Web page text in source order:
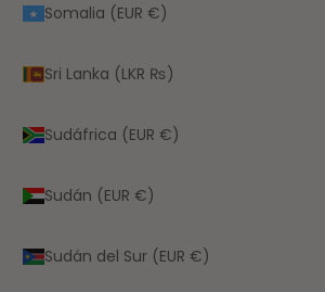
Somalia (EUR €)
Sri Lanka (LKR ₨)
Sudáfrica (EUR €)
Sudán (EUR €)
Sudán del Sur (EUR €)